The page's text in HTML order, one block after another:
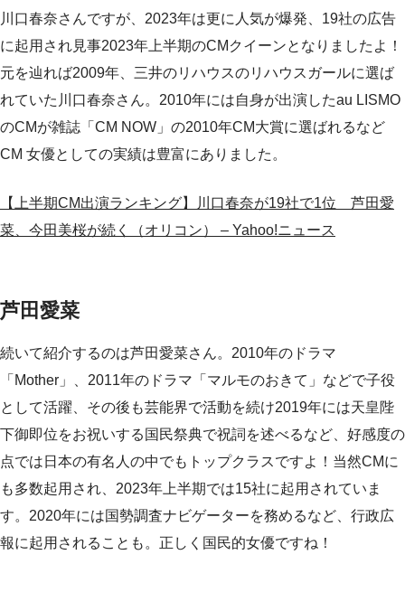
川口春奈さんですが、2023年は更に人気が爆発、19社の広告
に起用され見事2023年上半期のCMクイーンとなりましたよ！
元を辿れば2009年、三井のリハウスのリハウスガールに選ば
れていた川口春奈さん。2010年には自身が出演したau LISMO
のCMが雑誌「CM NOW」の2010年CM大賞に選ばれるなど
CM 女優としての実績は豊富にありました。
【上半期CM出演ランキング】川口春奈が19社で1位 芦田愛
菜、今田美桜が続く（オリコン） – Yahoo!ニュース
芦田愛菜
続いて紹介するのは芦田愛菜さん。2010年のドラマ
「Mother」、2011年のドラマ「マルモのおきて」などで子役
として活躍、その後も芸能界で活動を続け2019年には天皇陛
下御即位をお祝いする国民祭典で祝詞を述べるなど、好感度の
点では日本の有名人の中でもトップクラスですよ！当然CMに
も多数起用され、2023年上半期では15社に起用されていま
す。2020年には国勢調査ナビゲーターを務めるなど、行政広
報に起用されることも。正しく国民的女優ですね！